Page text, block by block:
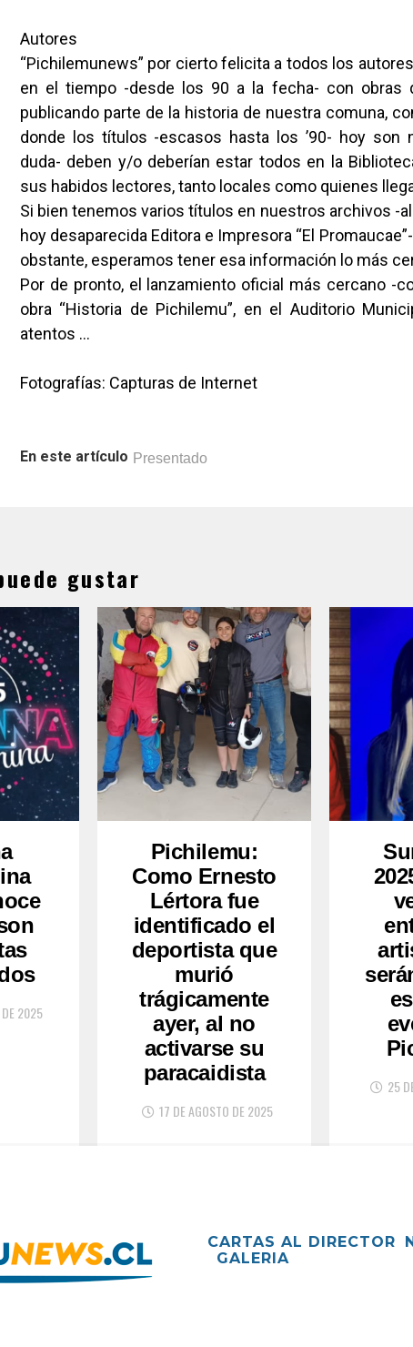
Autores
“Pichilemunews” por cierto felicita a todos los
en el tiempo -desde los 90 a la fecha- con obras
publicando parte de la historia de nuestra comuna,
donde los títulos -escasos hasta los ’90- hoy son
duda- deben y/o deberían estar todos en la
sus habidos lectores, tanto locales como quienes
Si bien tenemos varios títulos en nuestros archivos -
hoy desaparecida Editora e Impresora “El
obstante, esperamos tener esa información lo más
Por de pronto, el lanzamiento oficial más cercano -
obra “Historia de Pichilemu”, en el Auditorio
atentos …
Fotografías: Capturas de Internet
En este artículo Presentado
gustar
DE 2025
Pichilemu:
Como Ernesto
Lértora fue
identificado el
deportista que
murió
trágicamente
ayer, al no
activarse su
paracaidista
17 DE AGOSTO DE 2025
25
CARTAS AL DIRECTOR
GALERIA